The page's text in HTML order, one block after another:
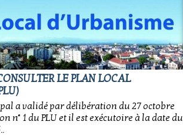
LE PLAN LOCAL
a validé par délibération du 27 octobre
n° 1 du PLU et il est exécutoire à la date du